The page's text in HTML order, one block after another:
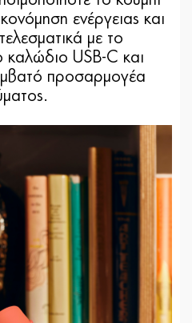
ενέργειας και
με το
καλώδιο USB-C και
προσαρμογέα